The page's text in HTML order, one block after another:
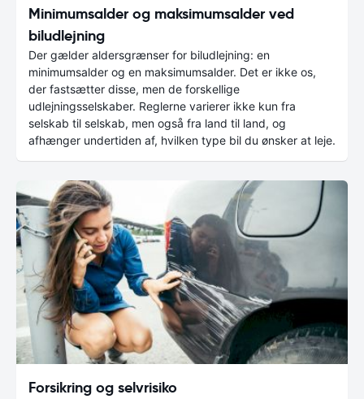
Minimumsalder og maksimumsalder ved
biludlejning
Der gælder aldersgrænser for biludlejning: en
minimumsalder og en maksimumsalder. Det er ikke os,
der fastsætter disse, men de forskellige
udlejningsselskaber. Reglerne varierer ikke kun fra
selskab til selskab, men også fra land til land, og
afhænger undertiden af, hvilken type bil du ønsker at leje.
Forsikring og selvrisiko